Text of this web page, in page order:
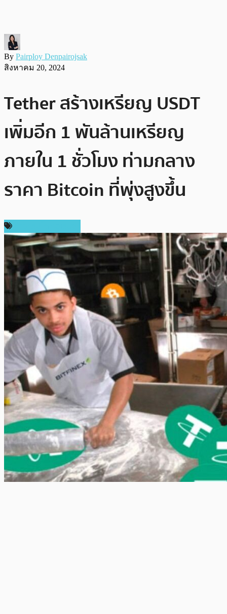
By Pairploy Denpairojsak
สิงหาคม 20, 2024
Tether สร้างเหรียญ USDT
เพิ่มอีก 1 พันล้านเหรียญ
ภายใน 1 ชั่วโมง ท่ามกลาง
ราคา Bitcoin ที่พุ่งสูงขึ้น